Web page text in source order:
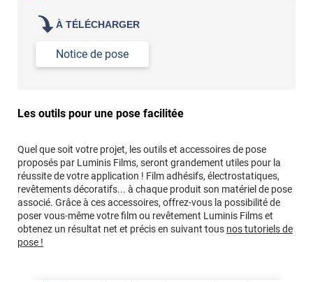
À TÉLÉCHARGER
Notice de pose
Les outils pour une pose facilitée
Quel que soit votre projet, les outils et accessoires de pose
proposés par Luminis Films, seront grandement utiles pour la
réussite de votre application ! Film adhésifs, électrostatiques,
revêtements décoratifs... à chaque produit son matériel de pose
associé. Grâce à ces accessoires, offrez-vous la possibilité de
poser vous-même votre film ou revêtement Luminis Films et
obtenez un résultat net et précis en suivant tous nos tutoriels de
pose !